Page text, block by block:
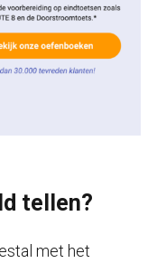
tellen?
met het